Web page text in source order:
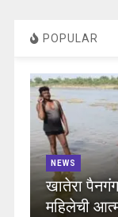
POPULAR
NEWS
खातेरा
महिलेची